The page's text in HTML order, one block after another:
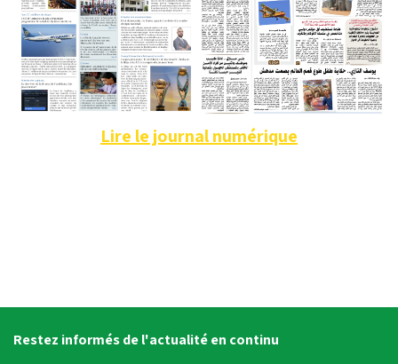
Lire le journal numérique
Restez informés de l'actualité en continu